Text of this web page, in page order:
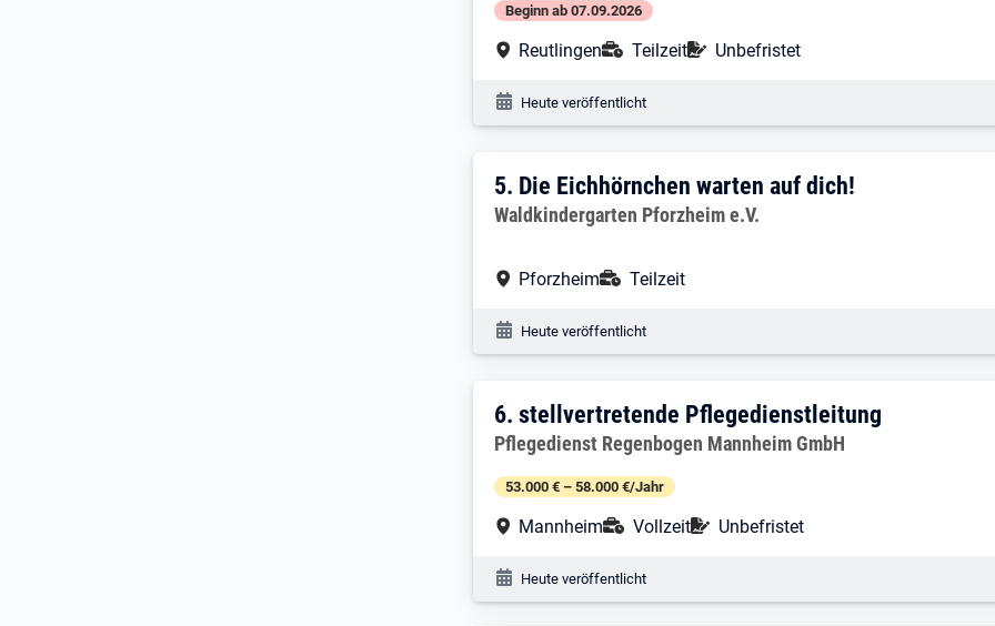
Beginn ab 07.09.2026
Arbeitsort:
Reutlingen Anstellungsart:
Teilzeit Befristung:
Unbefristet
Veröffentlichungsdatum:
Heute veröffentlicht
5. Ergebnis: Die Eichhörnchen warten
5. Die Eichhörnchen warten auf dich!
Arbeitgeber:
Waldkindergarten Pforzheim e.V.
Arbeitsort:
Pforzheim Anstellungsart:
Teilzeit
Veröffentlichungsdatum:
Heute veröffentlicht
6. Ergebnis: stellvertretende
6.stellvertretende Pflegedienstleitung
Arbeitgeber:
Pflegedienst Regenbogen Mannheim GmbH
53.000 € – 58.000 €/Jahr
Arbeitsort:
Mannheim Anstellungsart:
Vollzeit Befristung:
Unbefristet
Veröffentlichungsdatum:
Heute veröffentlicht